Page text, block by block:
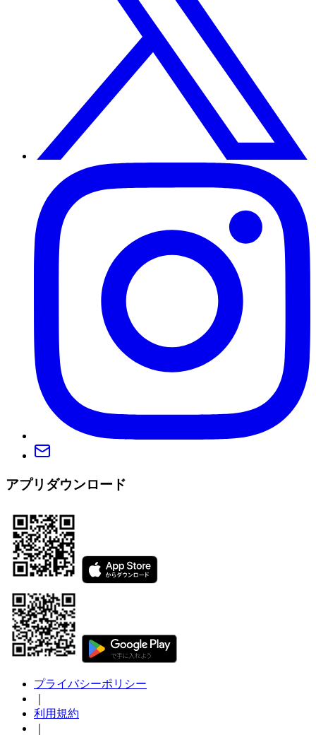
アプリダウンロード
プライバシーポリシー
利用規約